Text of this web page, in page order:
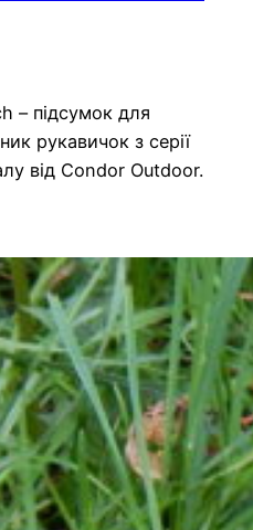
– підсумок для
рукавичок з серії
від Condor Outdoor.